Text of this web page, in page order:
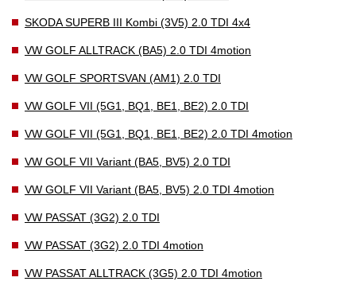
SKODA SUPERB III Kombi (3V5) 2.0 TDI 4x4
VW GOLF ALLTRACK (BA5) 2.0 TDI 4motion
VW GOLF SPORTSVAN (AM1) 2.0 TDI
VW GOLF VII (5G1, BQ1, BE1, BE2) 2.0 TDI
VW GOLF VII (5G1, BQ1, BE1, BE2) 2.0 TDI 4motion
VW GOLF VII Variant (BA5, BV5) 2.0 TDI
VW GOLF VII Variant (BA5, BV5) 2.0 TDI 4motion
VW PASSAT (3G2) 2.0 TDI
VW PASSAT (3G2) 2.0 TDI 4motion
VW PASSAT ALLTRACK (3G5) 2.0 TDI 4motion